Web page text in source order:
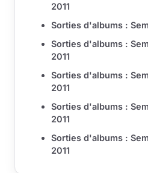
2011
Sorties d'albums :
Sorties d'albums :
2011
Sorties d'albums :
2011
Sorties d'albums :
2011
Sorties d'albums :
2011